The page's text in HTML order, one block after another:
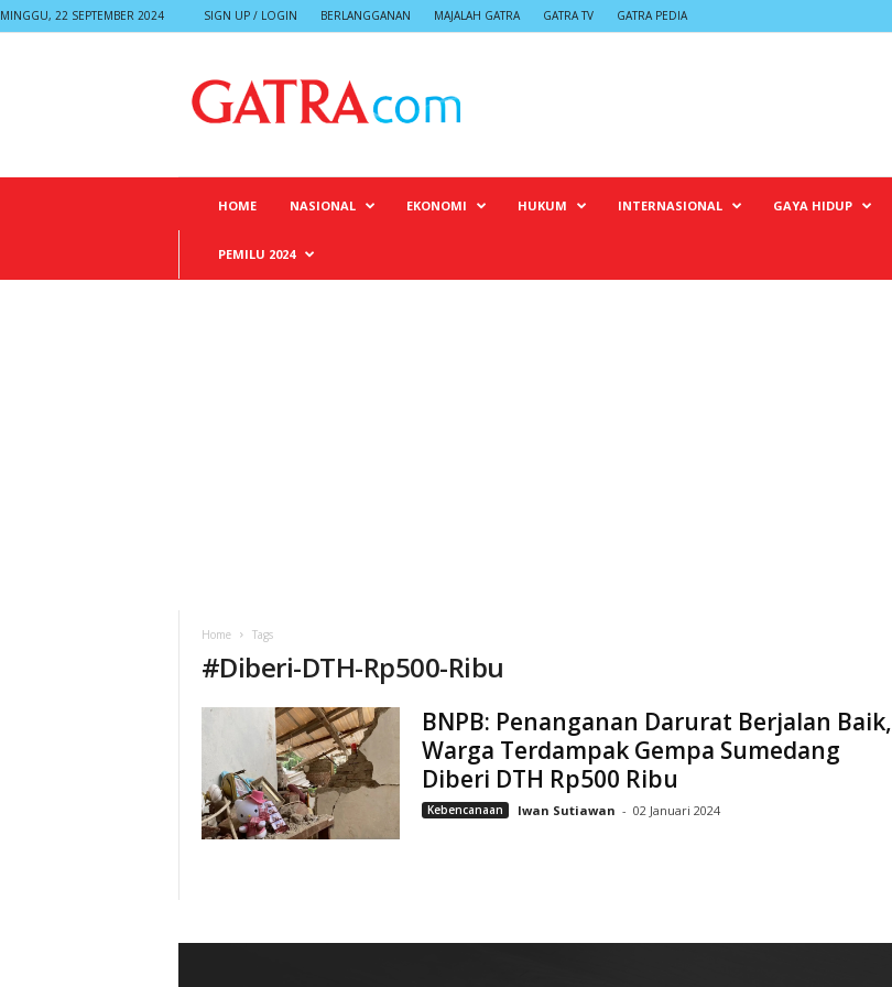
MINGGU, 22 SEPTEMBER 2024 SIGN UP / LOGIN BERLANGGANAN MAJALAH GATRA GATRA TV GATRA PEDIA
HOME NASIONAL EKONOMI HUKUM INTERNASIONAL GAYA HIDUP
PEMILU 2024
Home Tags
#Diberi-DTH-Rp500-Ribu
BNPB: Penanganan Darurat Berjalan Baik,
Warga Terdampak Gempa Sumedang
Diberi DTH Rp500 Ribu
Kebencanaan Iwan Sutiawan - 02 Januari 2024